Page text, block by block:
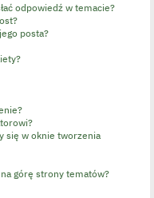
odpowiedź w temacie?
posta?
się w oknie tworzenia
górę strony tematów?